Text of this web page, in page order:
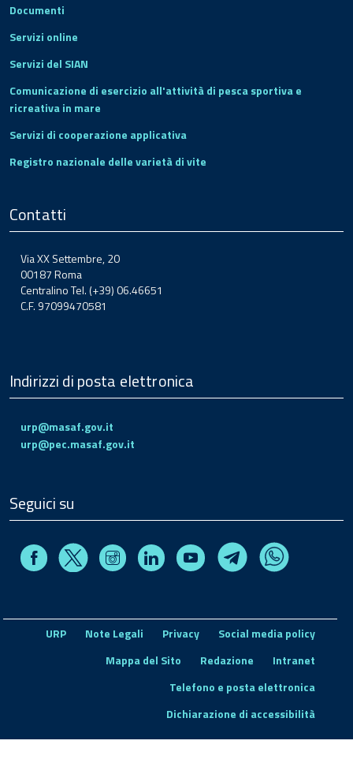
Documenti
Servizi online
Servizi del SIAN
Comunicazione di esercizio all'attività di pesca sportiva e
ricreativa in mare
Servizi di cooperazione applicativa
Registro nazionale delle varietà di vite
Contatti
Via XX Settembre, 20
00187 Roma
Centralino Tel. (+39) 06.46651
C.F. 97099470581
Indirizzi di posta elettronica
urp@masaf.gov.it
urp@pec.masaf.gov.it
Seguici su
FacebookX InstagramLinkedin Youtube TelegramWhatsapp
URP Note Legali Privacy
Social media policy
Mappa del Sito
Redazione
Intranet
Telefono e posta elettronica
Dichiarazione di accessibilità